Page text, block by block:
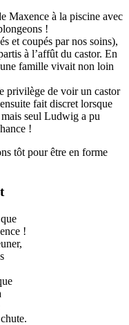
Maxence à la piscine avec
!
et coupés par nos soins),
à l’affût du castor. En
famille vivait non loin
privilège de voir un castor
fait discret lorsque
seul Ludwig a pu
!
tôt pour être en forme
!